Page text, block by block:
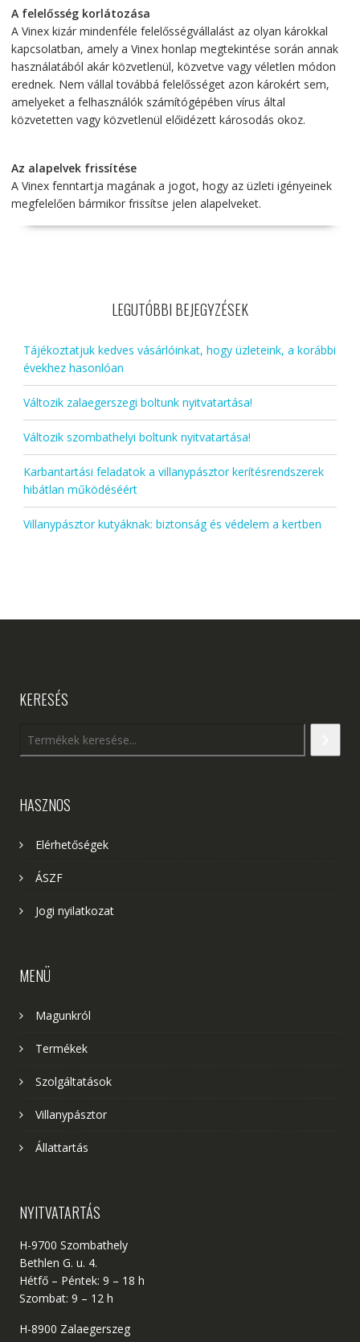
A felelősség korlátozása
A Vinex kizár mindenféle felelősségvállalást az olyan károkkal
kapcsolatban, amely a Vinex honlap megtekintése során annak
használatából akár közvetlenül, közvetve vagy véletlen módon
erednek. Nem vállal továbbá felelősséget azon károkért sem,
amelyeket a felhasználók számítógépében vírus által
közvetetten vagy közvetlenül előidézett károsodás okoz.
Az alapelvek frissítése
A Vinex fenntartja magának a jogot, hogy az üzleti igényeinek
megfelelően bármikor frissítse jelen alapelveket.
LEGUTÓBBI BEJEGYZÉSEK
Tájékoztatjuk kedves vásárlóinkat, hogy üzleteink, a korábbi
évekhez hasonlóan
Változik zalaegerszegi boltunk nyitvatartása!
Változik szombathelyi boltunk nyitvatartása!
Karbantartási feladatok a villanypásztor kerítésrendszerek
hibátlan működéséért
Villanypásztor kutyáknak: biztonság és védelem a kertben
KERESÉS
HASZNOS
Elérhetőségek
ÁSZF
Jogi nyilatkozat
MENÜ
Magunkról
Termékek
Szolgáltatások
Villanypásztor
Állattartás
NYITVATARTÁS
H-9700 Szombathely
Bethlen G. u. 4.
Hétfő – Péntek: 9 – 18 h
Szombat: 9 – 12 h
H-8900 Zalaegerszeg